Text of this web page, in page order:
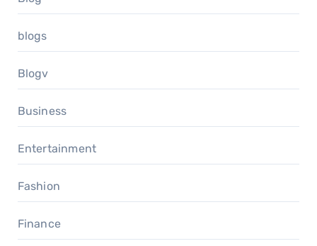
blogs
Blogv
Business
Entertainment
Fashion
Finance